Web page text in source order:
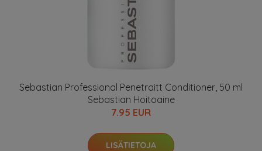
Sebastian Professional Penetraitt Conditioner, 50 ml
Sebastian Hoitoaine
7.95 EUR
LISÄTIETOJA